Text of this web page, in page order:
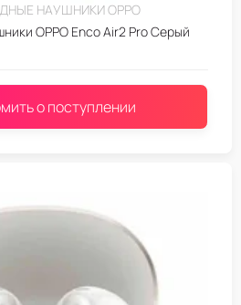
НАУШНИКИ OPPO
OPPO Enco Air2 Pro Серый
о поступлении